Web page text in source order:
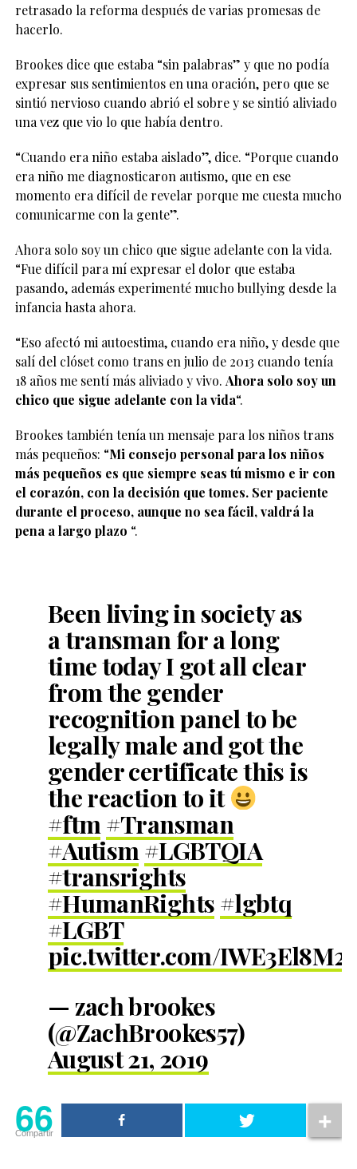
retrasado la reforma después de varias promesas de
hacerlo.
Brookes dice que estaba “sin palabras” y que no podía
expresar sus sentimientos en una oración, pero que se
sintió nervioso cuando abrió el sobre y se sintió aliviado
una vez que vio lo que había dentro.
“Cuando era niño estaba aislado”, dice. “Porque cuando
era niño me diagnosticaron autismo, que en ese
momento era difícil de revelar porque me cuesta mucho
comunicarme con la gente”.
Ahora solo soy un chico que sigue adelante con la vida.
“Fue difícil para mí expresar el dolor que estaba
pasando, además experimenté mucho bullying desde la
infancia hasta ahora.
“Eso afectó mi autoestima, cuando era niño, y desde que
salí del clóset como trans en julio de 2013 cuando tenía
18 años me sentí más aliviado y vivo. Ahora solo soy un
chico que sigue adelante con la vida“.
Brookes también tenía un mensaje para los niños trans
más pequeños: “Mi consejo personal para los niños
más pequeños es que siempre seas tú mismo e ir con
el corazón, con la decisión que tomes. Ser paciente
durante el proceso, aunque no sea fácil, valdrá la
pena a largo plazo “.
Been living in society as
a transman for a long
time today I got all clear
from the gender
recognition panel to be
legally male and got the
gender certificate this is
the reaction to it
#ftm #Transman
#Autism#LGBTQIA
#transrights
#HumanRights#lgbtq
#LGBT
pic.twitter.com/
— zach brookes
(@ZachBrookes57)
August 21, 2019
66
Compartir